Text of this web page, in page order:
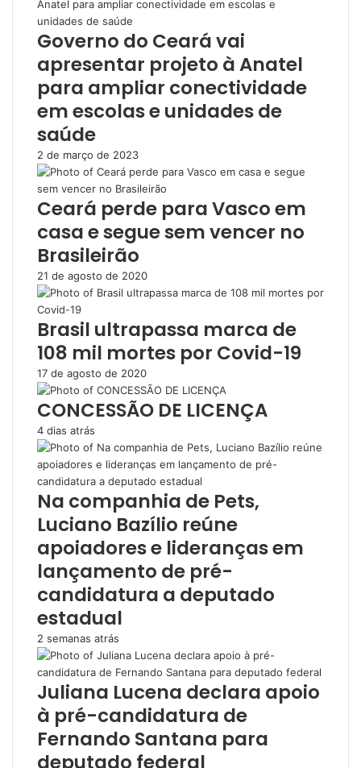
Governo do Ceará vai
apresentar projeto à Anatel
para ampliar conectividade
em escolas e unidades de
saúde
2 de março de 2023
Ceará perde para Vasco em
casa e segue sem vencer no
Brasileirão
21 de agosto de 2020
Brasil ultrapassa marca de
108 mil mortes por Covid-19
17 de agosto de 2020
CONCESSÃO DE LICENÇA
4 dias atrás
Na companhia de Pets,
Luciano Bazílio reúne
apoiadores e lideranças em
lançamento de pré-
candidatura a deputado
estadual
2 semanas atrás
Juliana Lucena declara apoio
à pré-candidatura de
Fernando Santana para
deputado federal